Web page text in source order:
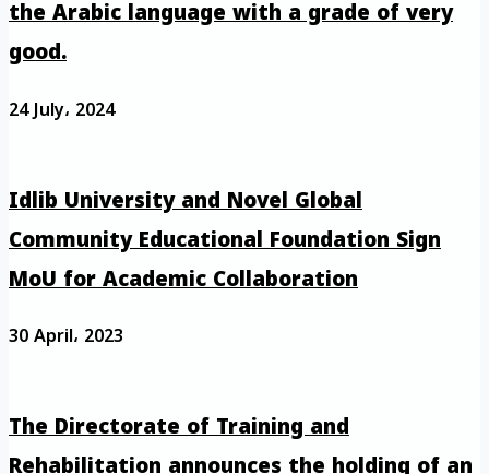
the Arabic language with a grade of very
good.
24 July، 2024
Idlib University and Novel Global
Community Educational Foundation Sign
MoU for Academic Collaboration
30 April، 2023
The Directorate of Training and